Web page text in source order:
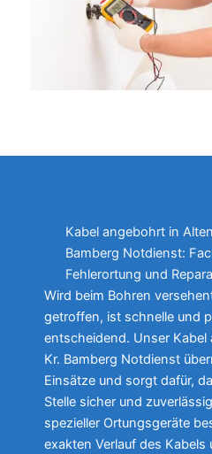
Kabel angebohrt in
Bamberg Notdienst:
Fehlerortung und
Wird beim Bohren
getroffen, ist schnelle und
entscheidend. Unser
Kr. Bamberg Notdienst
Einsätze und sorgt dafür,
Stelle sicher und
spezieller Ortungsgeräte
exakten Verlauf des